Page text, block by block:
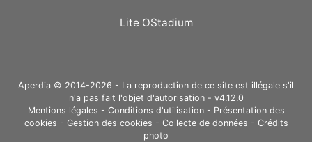
Lite OStadium
Aperdia © 2014-2026 - La reproduction de ce site est illégale s'il
n'a pas fait l'objet d'autorisation - v4.12.0
Mentions légales - Conditions d'utilisation- Présentation des
cookies - Gestion des cookies - Collecte de données - Crédits
photo